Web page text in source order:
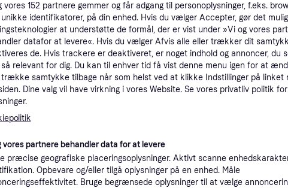
MEDISANA Badevægte PS 470 --> På fjernlager, levevering hos dig 15-08-2026 Laveste pris·Bestillingsvare
Eller
vores 152 partnere gemmer og får adgang til personoplysninger, f.eks.
identifikatorer, på din enhed. Hvis du vælger Accepter, gør det
at understøtte de formål, der er vist under »Vi og vores
datafor at levere«. Hvis du vælger Afvis alle eller trækker dit
de. Hvis trackere er deaktiveret, er noget indhold og annoncer, du
relevant for dig. Du kan til enhver tid få vist denne menu igen for at
samtykke tilbage når som helst ved at klikke Indstillinger på linket
Dine valg vil have virkning i vores Website. Se vores privatliv politik
vores partnere behandler data for at levere
præcise geografiske placeringsoplysninger. Aktivt scanne
Opbevare og/eller tilgå oplysninger på en enhed. Måle
Bruge begrænsede oplysninger til at vælge